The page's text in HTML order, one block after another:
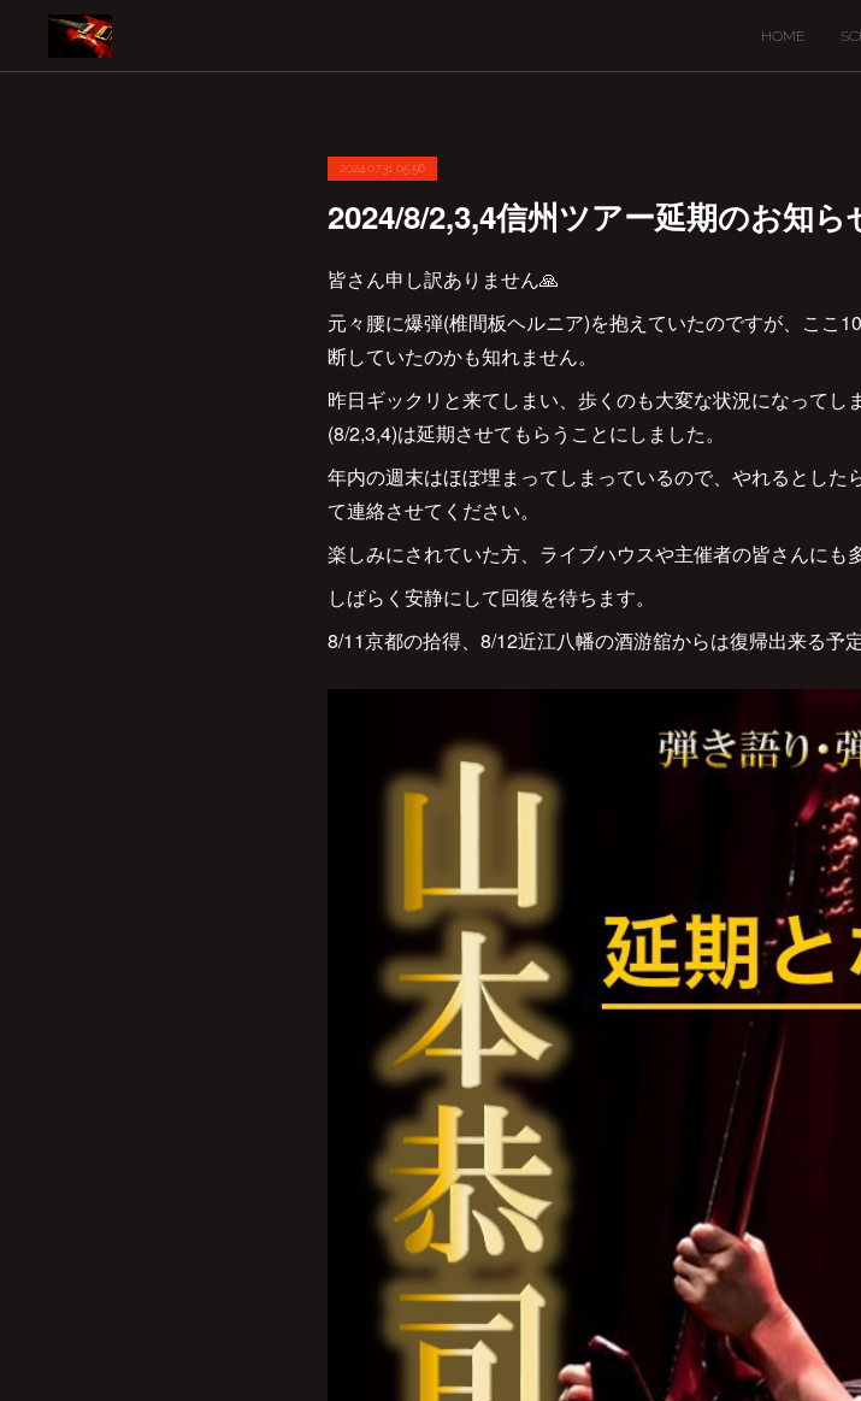
HOME
2024.07.31 05:56
2024/8/2,3,4信州ツアー延期のお知ら
皆さん申し訳ありません🙏
元々腰に爆弾(椎間板ヘルニア)を抱えていたのですが、ここ
断していたのかも知れません。
昨日ギックリと来てしまい、歩くのも大変な状況になって
(8/2,3,4)は延期させてもらうことにしました。
年内の週末はほぼ埋まってしまっているので、やれるとし
て連絡させてください。
楽しみにされていた方、ライブハウスや主催者の皆さんに
しばらく安静にして回復を待ちます。
8/11京都の拾得、8/12近江八幡の酒游舘からは復帰出来る予